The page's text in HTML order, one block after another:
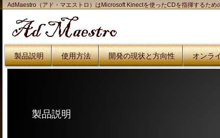
AdMaestro（アド・マエストロ）はMicrosoft Kinectを使ったCDを指揮するた
製品説明 使用方法 開発の現状と方向性 オンラ
製品説明